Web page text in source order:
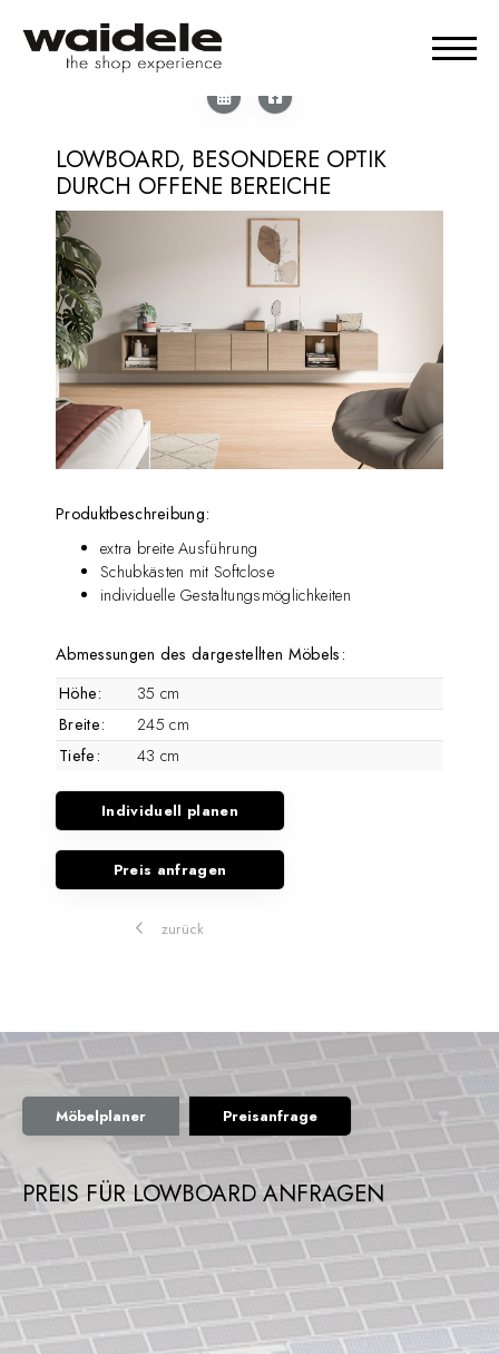
LOWBOARD, BESONDERE OPTIK
DURCH OFFENE BEREICHE
Produktbeschreibung:
extra breite Ausführung
Schubkästen mit Softclose
individuelle Gestaltungsmöglichkeiten
Abmessungen des dargestellten Möbels:
Höhe:
35 cm
Breite:
245 cm
Tiefe:
43 cm
Individuell planen
Preis anfragen
zurück
Möbelplaner Preisanfrage
PREIS FÜR LOWBOARD ANFRAGEN